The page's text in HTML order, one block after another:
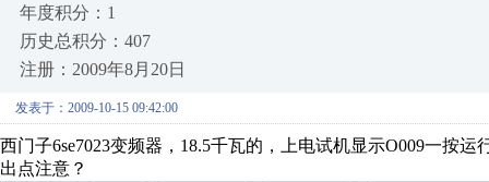
年度积分：1
历史总积分：407
注册：2009年8月20日
发表于：2009-10-15 09:42:00
西门子6se7023变频器，18.5千瓦的，上电试机显示O009一按
出点注意？